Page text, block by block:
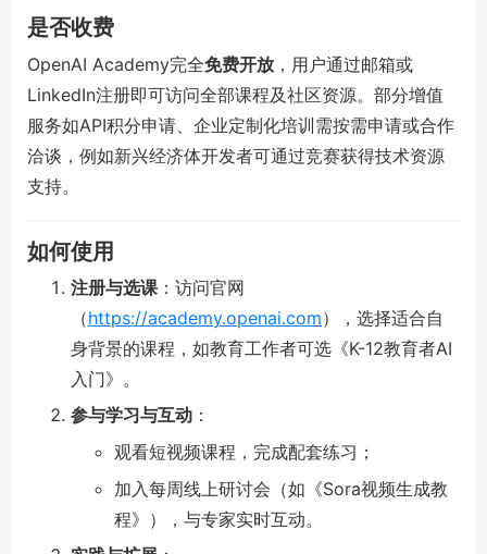
是否收费
OpenAI Academy完全免费开放 ，用户通过邮箱或
LinkedIn注册即可访问全部课程及社区资源。部分增值
服务如API积分申请、企业定制化培训需按需申请或合作
洽谈，例如新兴经济体开发者可通过竞赛获得技术资源
支持。
如何使用
注册与选课 ：访问官网
（https://academy.openai.com），选择适合自
身背景的课程，如教育工作者可选《K-12教育者AI
入门》。
参与学习与互动 ：
观看短视频课程，完成配套练习；
加入每周线上研讨会（如《Sora视频生成教
程》），与专家实时互动。